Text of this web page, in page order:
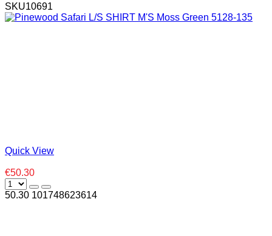
SKU10691
Quick View
€50.30
50.30 101748623614